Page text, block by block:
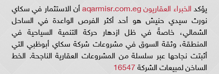
يؤكدالخبراء العقاريون aqarmisr.com.eg
أن الاستثمار في سكاي
نورث سيدي حنيش هو أحد أكثر الفرص الواعدة في الساحل
الشمالي، خاصةً في ظل ازدهار حركة التنمية السياحية في
المنطقة، وثقة السوق في مشروعات شركة سكاي أبوظبي التي
أثبتت نجاحها عبر سلسلة من المشروعات العقارية الناجحة. الخط
الساخن لمبيعات الشركة16547